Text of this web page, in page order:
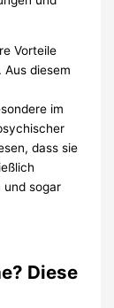
Vorteile
diesem
im
dass sie
und sogar
Diese